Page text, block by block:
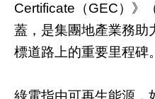
Certificate （GEC）》
蓋，是集團地產業務助
標道路上的重要里程碑。
綠電指由可再生能源，